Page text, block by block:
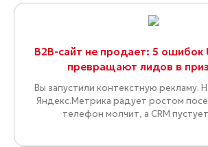
B2B-сайт не продает: 5 ошибок
превращают лидов в
Вы запустили контекстную рекламу.
Яндекс.Метрика радует ростом
телефон молчит, а CRM